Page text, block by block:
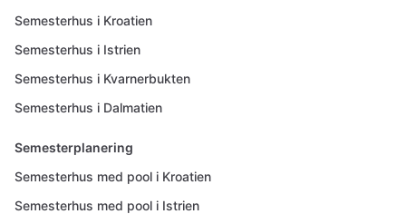
Semesterhus i Kroatien
Semesterhus i Istrien
Semesterhus i Kvarnerbukten
Semesterhus i Dalmatien
Semesterplanering
Semesterhus med pool i Kroatien
Semesterhus med pool i Istrien